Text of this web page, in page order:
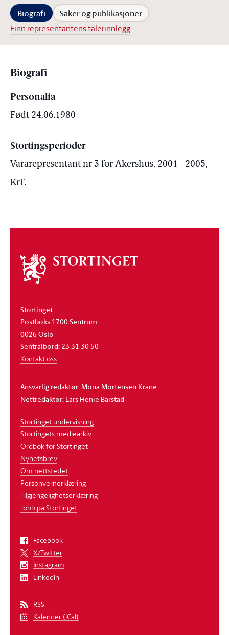
Biografi Saker og publikasjoner
Finn representantens talerinnlegg
Biografi
Personalia
Født 24.06.1980
Stortingsperioder
Vararepresentant nr 3 for Akershus, 2001 - 2005,
KrF.
Om
stortinget
Stortinget
Postboks 1700 Sentrum
0026 Oslo
Sentralbord: 23 31 30 50
Kontakt oss
Ansvarlig redaktør: Mona Mortensen Krane
Nettredaktør: Lars Henie Barstad
Stortinget undervisning
Stortingets mediearkiv
Ordbok for Stortinget
Nyhetsbrev
Om nettstedet
Personvernerklæring
Tilgjengelighetserklæring
Jobb på Stortinget
Facebook
X/Twitter
Instagram
LinkedIn
RSS
Kalender (iCal)